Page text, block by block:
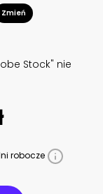
Zmień
Stock" nie
robocze